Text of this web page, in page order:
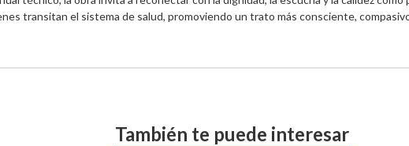
transitan el sistema de salud, promoviendo un trato más consciente,
También te puede interesar